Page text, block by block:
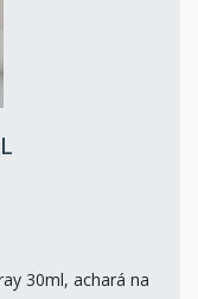
30ml, achará na